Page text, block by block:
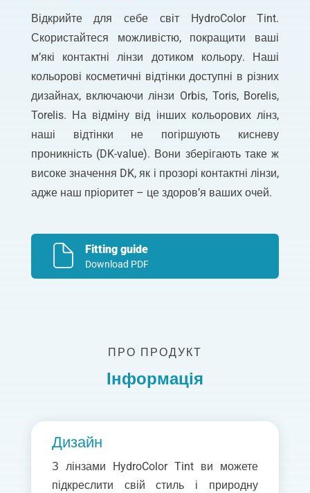
Відкрийте для себе світ HydroColor Tint.
Скористайтеся можливістю, покращити ваші
м’які контактні лінзи дотиком кольору. Наші
кольорові косметичні відтінки доступні в різних
дизайнах, включаючи лінзи Orbis, Toris, Borelis,
Torelis. На відміну від інших кольорових лінз,
наші відтінки не погіршують кисневу
проникність (DK-value). Вони зберігають таке ж
високе значення DK, як і прозорі контактні лінзи,
адже наш пріоритет – це здоров’я ваших очей.
Fitting guide
Download PDF
ПРО ПРОДУКТ
Інформація
Дизайн
З лінзами HydroColor Tint ви можете
підкреслити свій стиль і природну